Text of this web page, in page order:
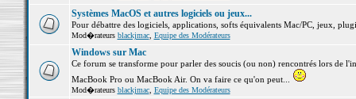
Systèmes MacOS et autres logiciels ou jeux...
Pour débattre des logiciels, applications, softs équivalents Mac/PC, jeux,
Mod�rateurs blackjmac, Equipe des Modérateurs
Windows sur Mac
Ce forum se transforme pour parler des soucis (ou non) rencontrés lors de
MacBook Pro ou MacBook Air. On va faire ce qu'on peut...
Mod�rateurs blackjmac, Equipe des Modérateurs